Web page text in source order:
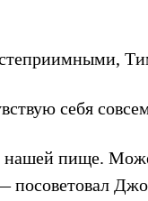
себя
нашей пище.
посоветовал